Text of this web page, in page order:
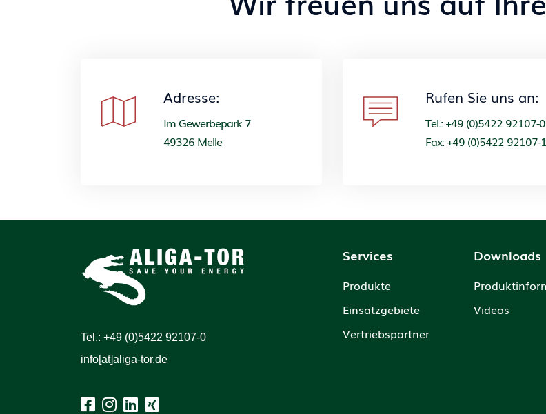
Adresse:
Im Gewerbepark 7
49326 Melle
Rufen Sie uns an:
Tel.: +49 (0)5422 92107-0
Fax: +49 (0)5422 92107-
Tel.: +49 (0)5422 92107-0
info[at]aliga-tor.de
Services
Produkte
Einsatzgebiete
Vertriebspartner
Downloads
Videos